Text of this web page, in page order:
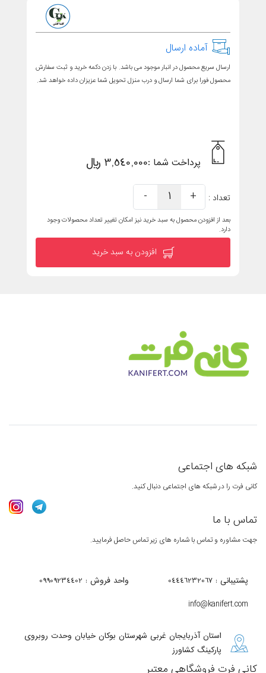
آماده ارسال
ارسال سریع محصول در انبار موجود می باشد. با زدن دکمه خرید و ثبت سفارش
محصول فورا برای شما ارسال و درب منزل تحویل شما عزیزان داده خواهد شد.
پرداخت شما :3,540,000 ریال
تعداد : +
1
-
بعد از افزودن محصول به سبد خرید نیز امکان تغییر تعداد محصولات وجود
دارد.
افزودن به سبد خرید
شبکه های اجتماعی
کانی فرت را در شبکه های اجتماعی دنبال کنید.
تماس با ما
جهت مشاوره و تماس با شماره های زیر تماس حاصل فرمایید.
پشتیبانی : 04446232067 واحد فروش : 09909234402
info@kanifert.com
استان آذربایجان غربی شهرستان بوکان خیابان وحدت روبروی
پارکینگ کشاورز